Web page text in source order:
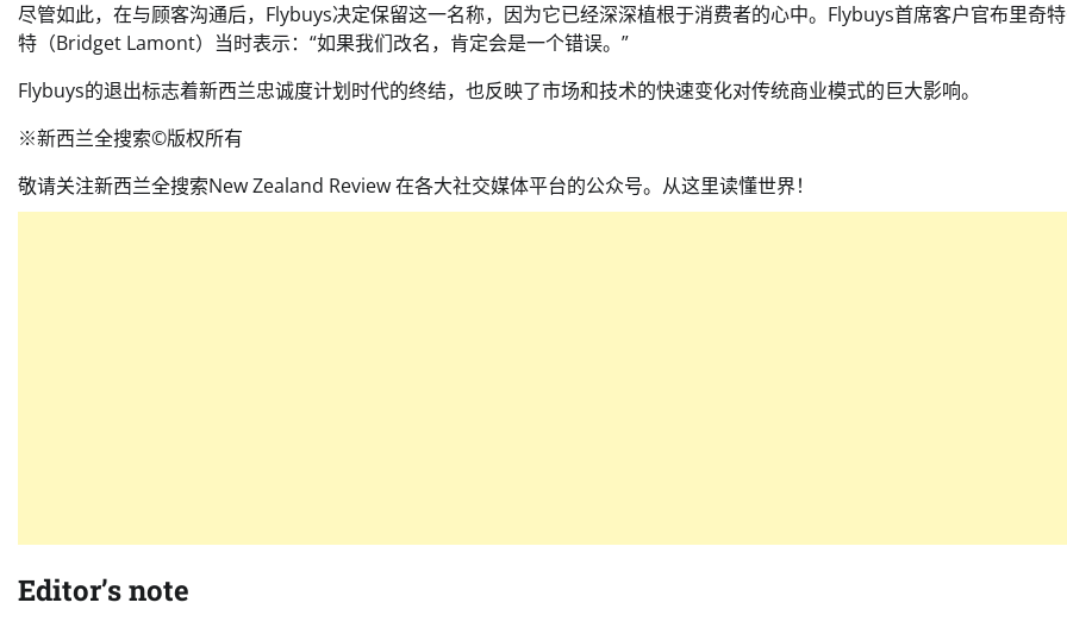
尽管如此，在与顾客沟通后，Flybuys决定保留这一名称，因为它已经深深植根于消费者的心中。Flybuys首席客户官布里奇特
特（Bridget Lamont）当时表示：“如果我们改名，肯定会是一个错误。”
Flybuys的退出标志着新西兰忠诚度计划时代的终结，也反映了市场和技术的快速变化对传统商业模式的巨大影响。
※新西兰全搜索©️版权所有
敬请关注新西兰全搜索New Zealand Review 在各大社交媒体平台的公众号。从这里读懂世界！️
Editor’s note